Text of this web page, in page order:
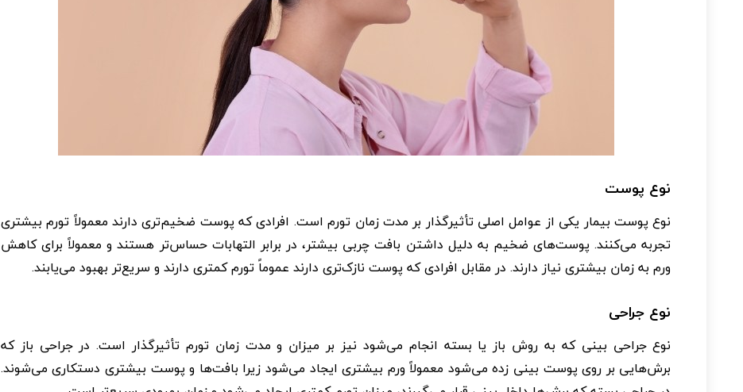
نوع پوست
نوع پوست بیمار یکی از عوامل اصلی تأثیرگذار بر مدت زمان تورم است. افرادی که پوست ضخیم‌تری دارند معمولاً تورم بیشتری
تجربه می‌کنند. پوست‌های ضخیم به دلیل داشتن بافت چربی بیشتر، در برابر التهابات حساس‌تر هستند و معمولاً برای کاهش
ورم به زمان بیشتری نیاز دارند. در مقابل افرادی که پوست نازک‌تری دارند عموماً تورم کمتری دارند و سریع‌تر بهبود می‌یابند.
نوع جراحی
نوع جراحی بینی که به روش باز یا بسته انجام می‌شود نیز بر میزان و مدت زمان تورم تأثیرگذار است. در جراحی باز که
برش‌هایی بر روی پوست بینی زده می‌شود معمولاً ورم بیشتری ایجاد می‌شود زیرا بافت‌ها و پوست بیشتری دستکاری می‌شوند.